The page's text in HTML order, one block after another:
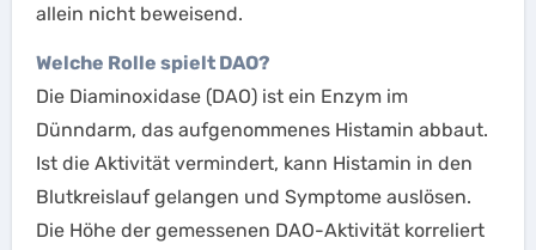
allein nicht beweisend.
Welche Rolle spielt DAO?
Die Diaminoxidase (DAO) ist ein Enzym im
Dünndarm, das aufgenommenes Histamin abbaut.
Ist die Aktivität vermindert, kann Histamin in den
Blutkreislauf gelangen und Symptome auslösen.
Die Höhe der gemessenen DAO-Aktivität korreliert